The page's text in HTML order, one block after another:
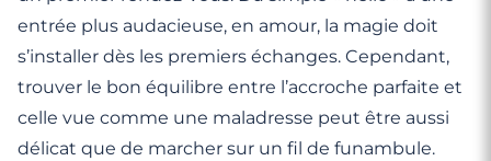
entrée plus audacieuse, en amour, la magie doit
s’installer dès les premiers échanges. Cependant,
trouver le bon équilibre entre l’accroche parfaite et
celle vue comme une maladresse peut être aussi
délicat que de marcher sur un fil de funambule.